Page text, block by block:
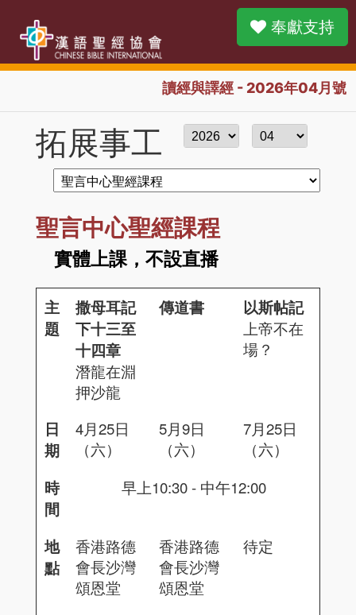
奉獻支持
讀經與譯經 - 2026年04月號
拓展事工
聖言中心聖經課程
實體上課，不設直播
主
題
撒母耳記
下十三至
十四章
潛龍在淵
押沙龍
傳道書 以斯帖記
上帝不在
場？
日
期
4月25日
（六）
5月9日
（六）
7月25日
（六）
時
間
早上10:30 - 中午12:00
地
點
香港路德
會長沙灣
頌恩堂
香港路德
會長沙灣
頌恩堂
待定